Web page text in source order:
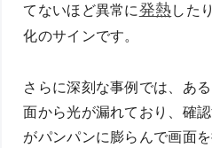
てないほど異常に発熱 した
化のサインです。
さらに深刻な事例では、あ
面から光が漏れており、確
がパンパンに膨らんで画面